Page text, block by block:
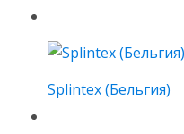
Splintex (Бельгия)